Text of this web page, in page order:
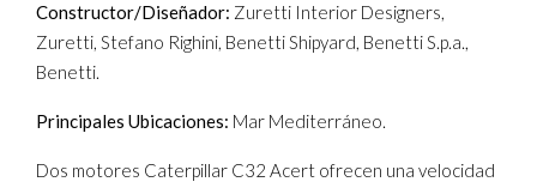
Constructor/Diseñador: Zuretti Interior Designers,
Zuretti, Stefano Righini, Benetti Shipyard, Benetti S.p.a.,
Benetti.
Principales Ubicaciones: Mar Mediterráneo.
Dos motores Caterpillar C32 Acert ofrecen una velocidad